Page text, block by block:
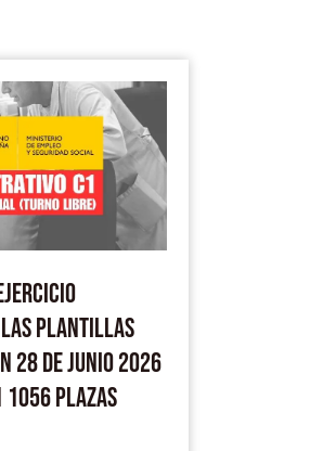
PLANTILLAS
28 DE JUNIO 2026
1056 PLAZAS